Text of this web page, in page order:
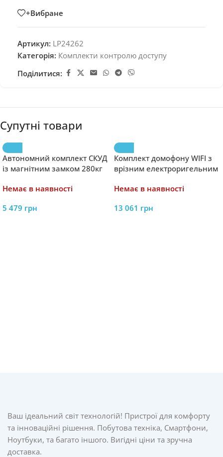
+Вибране
Артикул: LP24262
Категорія: Комплекти контролю доступу
Поділитися:
Супутні товари
Автономний комплект СКУД
із магнітним замком 280кг
Немає в наявності
5 479 грн
Комплект домофону WIFI з
врізним електроригельним
Немає в наявності
13 061 грн
Ваш ідеальний світ технологій! Пристрої для комфорту
та інноваційні рішення. Побутова техніка, Смартфони,
Ноутбуки, та багато іншого. Вигідні ціни та зручна
доставка.